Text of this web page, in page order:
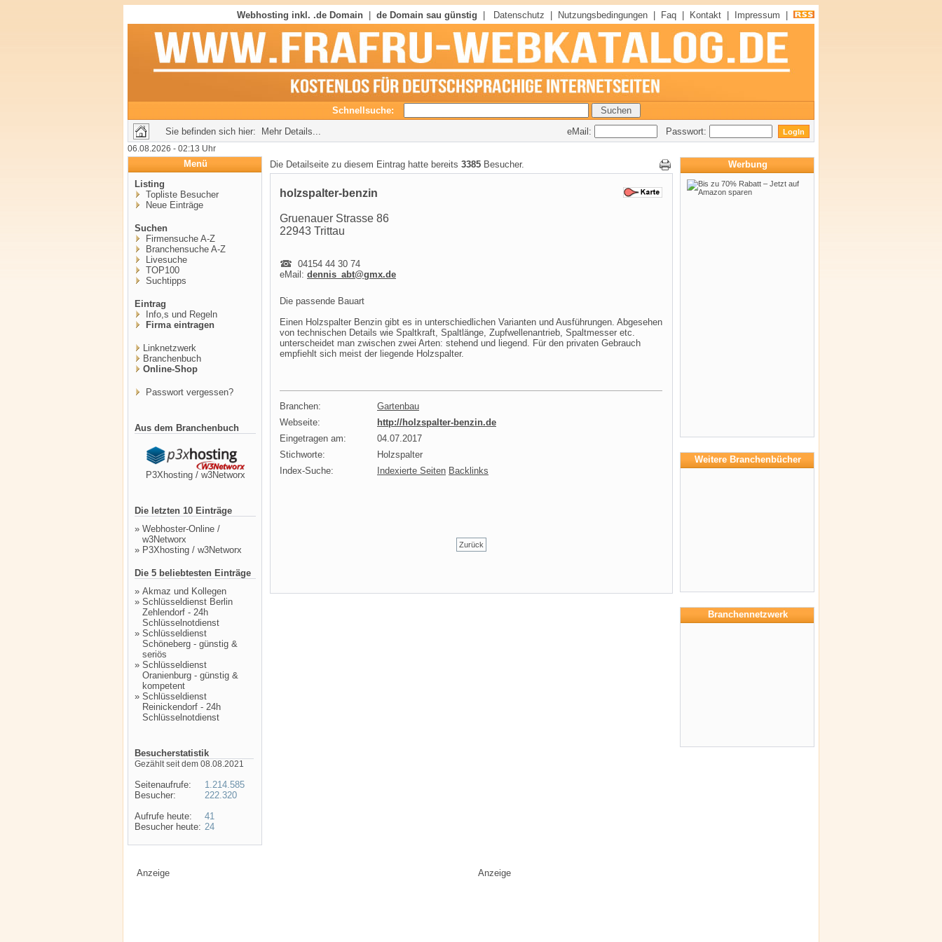
Webhosting inkl. .de Domain de Domain sau günstig Datenschutz Nutzungsbedingungen Faq Kontakt Impressum
Schnellsuche:
Sie befinden sich hier: Mehr Details...
eMail: Passwort:
06.08.2026 - 02:13 Uhr
Menü
Listing
Topliste Besucher
Neue Einträge
Suchen
Firmensuche A-Z
Branchensuche A-Z
Livesuche
TOP100
Suchtipps
Eintrag
Info,s und Regeln
Firma eintragen
Linknetzwerk
Branchenbuch
Online-Shop
Passwort vergessen?
Aus dem Branchenbuch
P3Xhosting / w3Networx
Die letzten 10 Einträge
» Webhoster-Online /
w3Networx
» P3Xhosting / w3Networx
Die 5 beliebtesten Einträge
» Akmaz und Kollegen
» Schlüsseldienst Berlin
Zehlendorf - 24h
Schlüsselnotdienst
» Schlüsseldienst
Schöneberg - günstig &
seriös
» Schlüsseldienst
Oranienburg - günstig &
kompetent
» Schlüsseldienst
Reinickendorf - 24h
Schlüsselnotdienst
Besucherstatistik
Gezählt seit dem 08.08.2021
Seitenaufrufe:
Besucher:
Aufrufe heute:
Besucher heute:
1.214.585
222.320
41
24
Die Detailseite zu diesem Eintrag hatte bereits 3385 Besucher.
holzspalter-benzin
Gruenauer Strasse 86
22943 Trittau
04154 44 30 74
eMail: dennis_abt@gmx.de
Die passende Bauart
Einen Holzspalter Benzin gibt es in unterschiedlichen Varianten und Ausführungen. Abgesehen
von technischen Details wie Spaltkraft, Spaltlänge, Zupfwellenantrieb, Spaltmesser etc.
unterscheidet man zwischen zwei Arten: stehend und liegend. Für den privaten Gebrauch
empfiehlt sich meist der liegende Holzspalter.
Branchen:
Gartenbau
Webseite:
http://holzspalter-benzin.de
Eingetragen am:
04.07.2017
Stichworte:
Holzspalter
Index-Suche:
Indexierte Seiten Backlinks
Zurück
Werbung
Weitere Branchenbücher
Branchennetzwerk
Anzeige Anzeige